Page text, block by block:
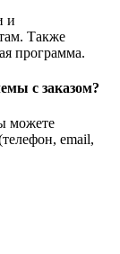
и
Также
программа.
с заказом?
можете
email,